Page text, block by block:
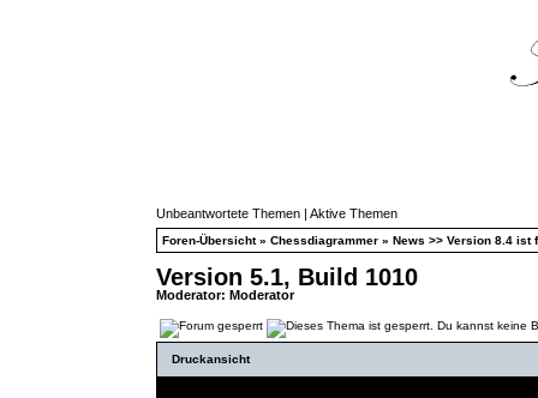
Unbeantwortete Themen | Aktive Themen
Foren-Übersicht» Chessdiagrammer » News >> Version 8.4 ist
Version 5.1, Build 1010
Moderator: Moderator
Druckansicht